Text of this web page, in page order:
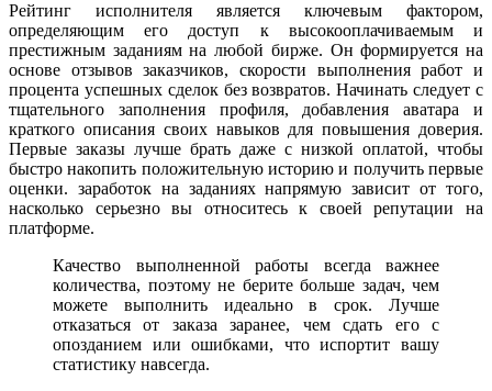
Рейтинг исполнителя является ключевым фактором,
определяющим его доступ к высокооплачиваемым и
престижным заданиям на любой бирже. Он формируется на
основе отзывов заказчиков, скорости выполнения работ и
процента успешных сделок без возвратов. Начинать следует с
тщательного заполнения профиля, добавления аватара и
краткого описания своих навыков для повышения доверия.
Первые заказы лучше брать даже с низкой оплатой, чтобы
быстро накопить положительную историю и получить первые
оценки. заработок на заданиях напрямую зависит от того,
насколько серьезно вы относитесь к своей репутации на
платформе.
Качество выполненной работы всегда важнее
количества, поэтому не берите больше задач, чем
можете выполнить идеально в срок. Лучше
отказаться от заказа заранее, чем сдать его с
опозданием или ошибками, что испортит вашу
статистику навсегда.